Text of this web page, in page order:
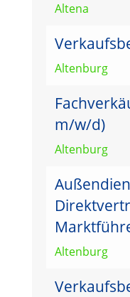
Altena
Altenburg
m/w/d)
Altenburg
Altenburg